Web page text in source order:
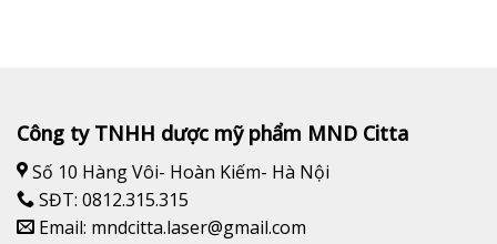
Công ty TNHH dược mỹ phẩm MND Citta
Số 10 Hàng Vôi- Hoàn Kiếm- Hà Nội
SĐT: 0812.315.315
Email: mndcitta.laser@gmail.com